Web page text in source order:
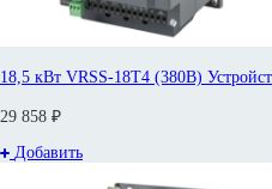
18,5 кВт VRSS-18T4 (380В)
29 858 ₽
Добавить